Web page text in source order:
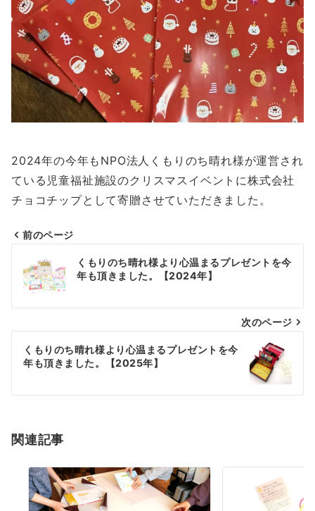
2024年の今年もNPO法人くもりのち晴れ様が運営され
ている児童福祉施設のクリスマスイベントに株式会社
チョコチップとして寄贈させていただきました。
稿
ビ
ゲ
シ
ン
前のページ
くもりのち晴れ様より心温まるプレゼントを今
年も頂きました。【2024年】
次のページ
くもりのち晴れ様より心温まるプレゼントを今
年も頂きました。【2025年】
関連記事